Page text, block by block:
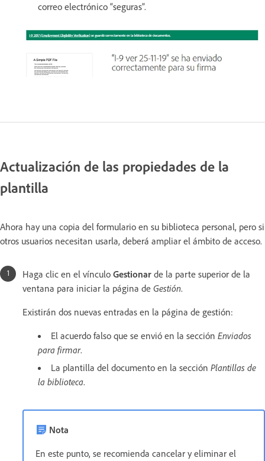
correo electrónico “seguras”.
Actualización de las propiedades de la
plantilla
Ahora hay una copia del formulario en su biblioteca personal, pero si
otros usuarios necesitan usarla, deberá ampliar el ámbito de acceso.
Haga clic en el vínculo Gestionar de la parte superior de la
ventana para iniciar la página de Gestión.
Existirán dos nuevas entradas en la página de gestión:
El acuerdo falso que se envió en la sección Enviados
para firmar.
La plantilla del documento en la sección Plantillas de
la biblioteca.
Nota
En este punto, se recomienda cancelar y eliminar el